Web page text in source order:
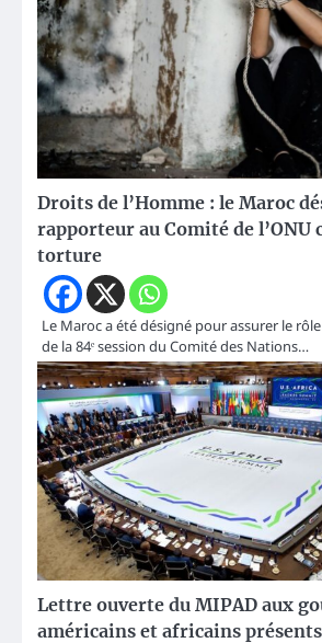
Droits de l’Homme : le Maroc
rapporteur au Comité de l’ONU
torture
Le Maroc a été désigné pour assurer le
de la 84ᵉ session du Comité des Nations…
Lettre ouverte du MIPAD aux
américains et africains